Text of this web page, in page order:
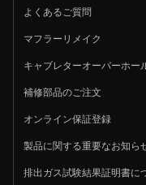
よくあるご質問
マフラーリメイク
キャブレターオーバーホー
補修部品のご注文
オンライン保証登録
製品に関する重要なお知ら
排出ガス試験結果証明書に